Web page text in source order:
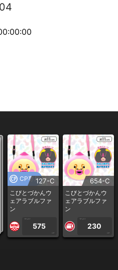
CP専用127-C
こびとづかんウ
ェアラブルファ
ン
1PLAY
575
CP
654-C
こびとづかんウ
ェアラブルファ
ン
1PLAY
230
CP